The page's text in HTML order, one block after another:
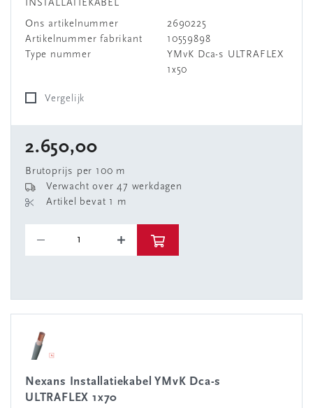
INSTALLATIEKABEL
Ons artikelnummer
2690225
Artikelnummer fabrikant
10559898
Type nummer
YMvK Dca-s ULTRAFLEX
1x50
Vergelijk
2.650,00
Brutoprijs per 100 m
Verwacht over 47 werkdagen
Artikel bevat 1 m
Nexans Installatiekabel YMvK Dca-s
ULTRAFLEX 1x70